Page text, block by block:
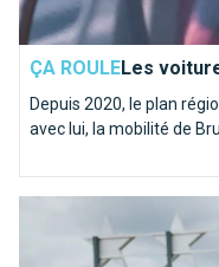
ÇA ROULELes
Depuis 2020, le plan
avec lui, la mobilité de